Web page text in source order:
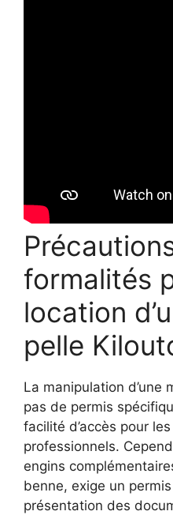
formalités
location
pelle
La manipulation d’une
pas de permis
facilité d’accès pour
professionnels.
engins
benne, exige un
présentation des